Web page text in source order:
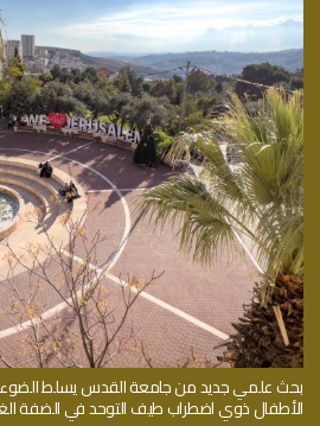
بحث علمي جديد من جامعة القدس يسلط
الأطفال ذوي اضطراب طيف التوحد في الضفة